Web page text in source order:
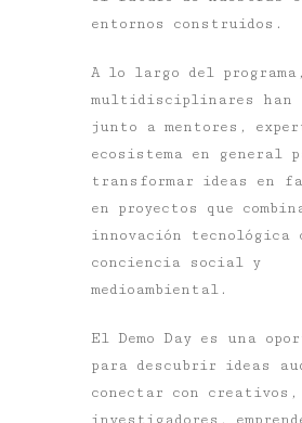
entornos construidos.
A lo largo del
multidisciplinares han
junto a mentores,
ecosistema en general
transformar ideas en
en proyectos que
innovación tecnológica
conciencia social y
medioambiental.
El Demo Day es una
para descubrir ideas
conectar con creativos,